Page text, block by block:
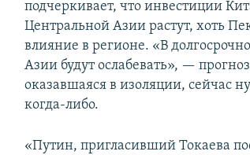
подчеркивает, что инвестиции
Центральной Азии растут, хоть
влияние в регионе. «В
Азии будут ослабевать», —
оказавшаяся в изоляции, сейчас
когда-либо.
«Путин, пригласивший Токаева